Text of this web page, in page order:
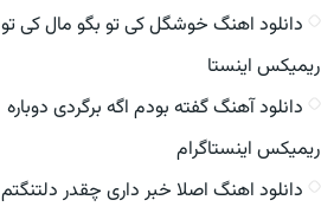
دانلود اهنگ خوشگل کی تو بگو مال کی تو
ریمیکس اینستا
دانلود آهنگ گفته بودم اگه برگردی دوباره
ریمیکس اینستاگرام
دانلود اهنگ اصلا خبر داری چقدر دلتنگتم